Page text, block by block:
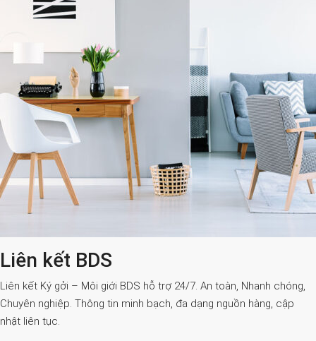
Liên kết BDS
Liên kết Ký gởi – Môi giới BDS hỗ trợ 24/7. An toàn, Nhanh chóng,
Chuyên nghiệp. Thông tin minh bạch, đa dạng nguồn hàng, cập
nhật liên tục.